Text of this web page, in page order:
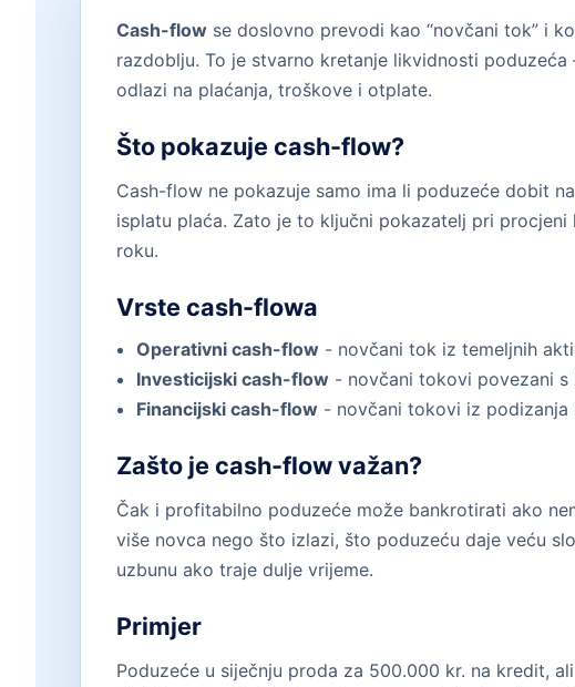
Cash-flow se doslovno prevodi kao “novčani tok” i
razdoblju. To je stvarno kretanje likvidnosti
odlazi na plaćanja, troškove i otplate.
Što pokazuje cash-flow?
Cash-flow ne pokazuje samo ima li poduzeće dobit
isplatu plaća. Zato je to ključni pokazatelj pri
roku.
Vrste cash-flowa
Operativni cash-flow - novčani tok iz temeljnih
Investicijski cash-flow - novčani tokovi povezani s
Financijski cash-flow - novčani tokovi iz
Zašto je cash-flow važan?
Čak i profitabilno poduzeće može bankrotirati ako
više novca nego što izlazi, što poduzeću daje veću
uzbunu ako traje dulje vrijeme.
Primjer
Poduzeće u siječnju proda za 500.000 kr. na kredit,